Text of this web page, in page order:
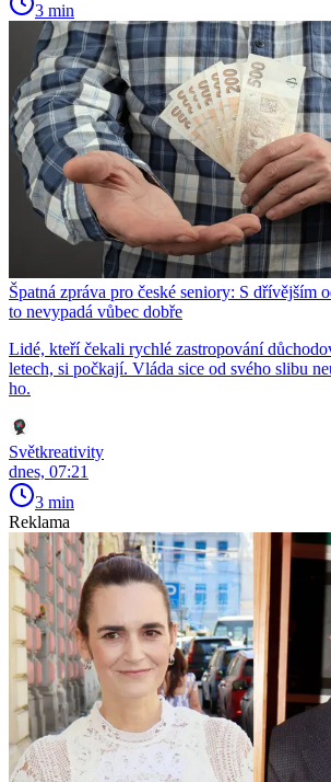
3 min
Špatná zpráva pro české seniory: S dřívějším
to nevypadá vůbec dobře
Lidé, kteří čekali rychlé zastropování
letech, si počkají. Vláda sice od svého slibu
ho.
Světkreativity
dnes, 07:21
3 min
Reklama